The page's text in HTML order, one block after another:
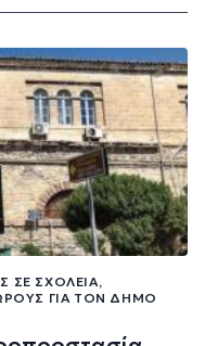
ΣΕ ΣΧΟΛΕΊΑ,
ΓΙΑ ΤΟΝ ΔΉΜΟ